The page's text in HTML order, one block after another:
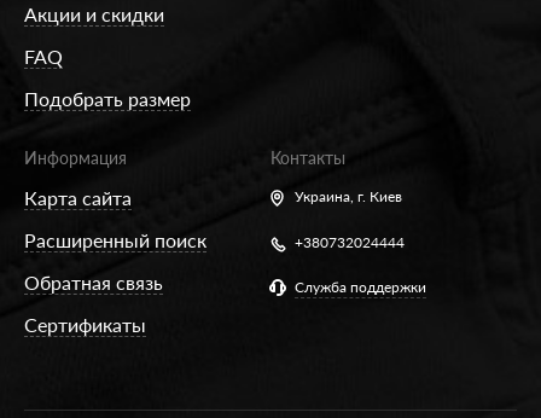
Акции и скидки
FAQ
Подобрать размер
Информация
Карта сайта
Расширенный поиск
Обратная связь
Сертификаты
Контакты
Украина, г. Киев
+380732024444
Служба поддержки